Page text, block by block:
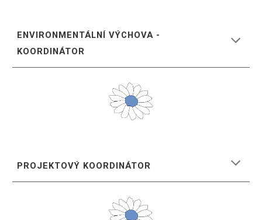
ENVIRONMENTÁLNÍ VÝCHOVA -
KOORDINÁTOR
PROJEKTOVÝ KOORDINÁTOR